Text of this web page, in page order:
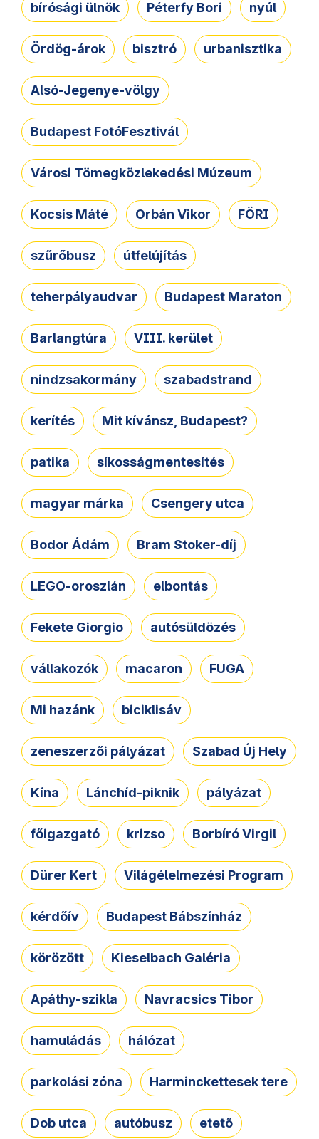
bírósági ülnök Péterfy Bori nyúl
Ördög-árok bisztró urbanisztika
Alsó-Jegenye-völgy
Budapest FotóFesztivál
Városi Tömegközlekedési Múzeum
Kocsis Máté Orbán Vikor FÖRI
szűrőbusz útfelújítás
teherpályaudvar Budapest Maraton
Barlangtúra VIII. kerület
nindzsakormány szabadstrand
kerítés Mit kívánsz, Budapest?
patika síkosságmentesítés
magyar márka Csengery utca
Bodor Ádám Bram Stoker-díj
LEGO-oroszlán elbontás
Fekete Giorgio autósüldözés
vállakozók macaron FUGA
Mi hazánk biciklisáv
zeneszerzői pályázat Szabad Új Hely
Kína Lánchíd-piknik pályázat
főigazgató krizso Borbíró Virgil
Dürer Kert Világélelmezési Program
kérdőív Budapest Bábszínház
körözött Kieselbach Galéria
Apáthy-szikla Navracsics Tibor
hamuládás hálózat
parkolási zóna Harminckettesek tere
Dob utca autóbusz etető